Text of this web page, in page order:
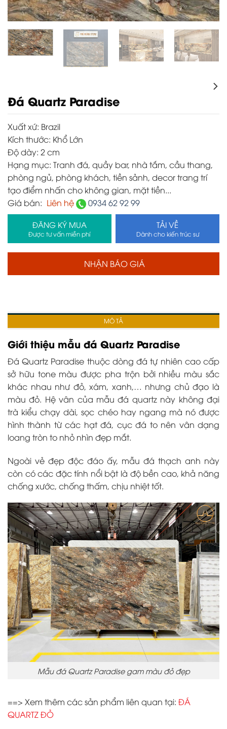
Đá Quartz Paradise
Xuất xứ: Brazil
Kích thước: Khổ Lớn
Độ dày: 2 cm
Hạng mục: Tranh đá, quầy bar, nhà tắm, cầu thang,
phòng ngủ, phòng khách, tiền sảnh, decor trang trí
tạo điểm nhấn cho không gian, mặt tiền...
Giá bán: Liên hệ 0934 62 92 99
ĐĂNG KÝ MUA
Được tư vấn miễn phí
TẢI VỀ
Dành cho kiến trúc sư
NHẬN BÁO GIÁ
MÔ TẢ
Giới thiệu mẫu đá Quartz Paradise
Đá Quartz Paradise thuộc dòng đá tự nhiên cao cấp
sở hữu tone màu được pha trộn bởi nhiều màu sắc
khác nhau như đỏ, xám, xanh,… nhưng chủ đạo là
màu đỏ. Hệ vân của mẫu đá quartz này không đại
trà kiểu chạy dài, sọc chéo hay ngang mà nó được
hình thành từ các hạt đá, cục đá to nên vân dạng
loang tròn to nhỏ nhìn đẹp mắt.
Ngoài vẻ đẹp độc đáo ấy, mẫu đá thạch anh này
còn có các đặc tính nổi bật là độ bền cao, khả năng
chống xước, chống thấm, chịu nhiệt tốt.
Mẫu đá Quartz Paradise gam màu đỏ đẹp
==> Xem thêm các sản phẩm liên quan tại: ĐÁ
QUARTZ ĐỎ